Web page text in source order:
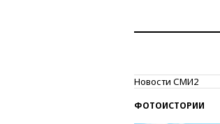
Новости СМИ2
ФОТОИСТОРИИ